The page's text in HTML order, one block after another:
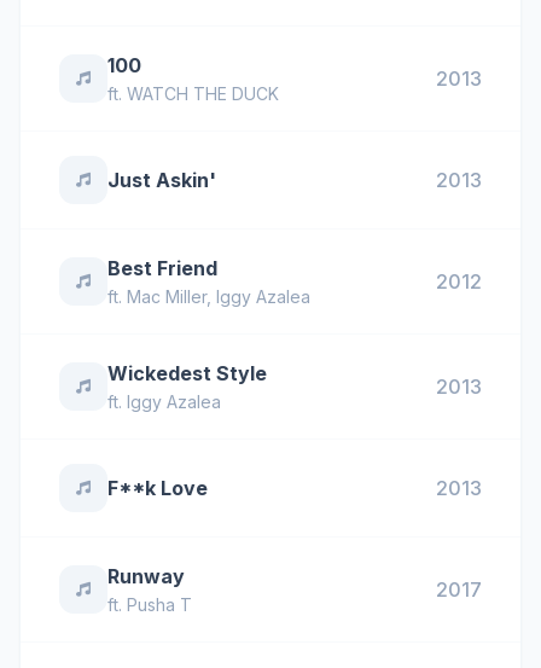
100
ft. WATCH THE DUCK
2013
Just Askin' 2013
Best Friend
ft. Mac Miller, Iggy Azalea
2012
Wickedest Style
ft. Iggy Azalea
2013
F**k Love 2013
Runway
ft. Pusha T
2017